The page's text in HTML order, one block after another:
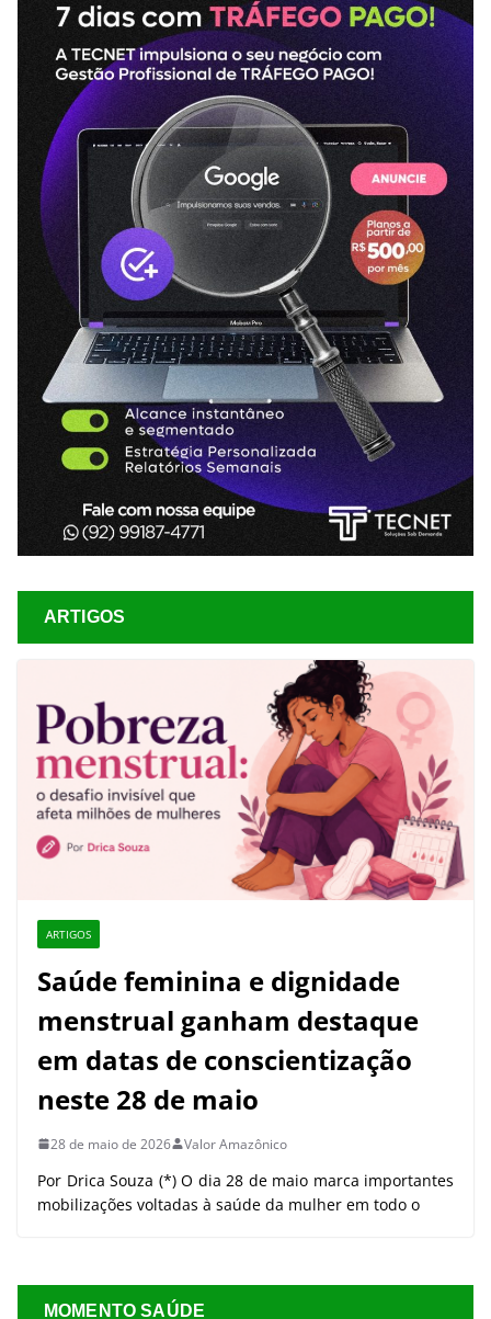
ARTIGOS
ARTIGOS
Saúde feminina e dignidade
menstrual ganham destaque
em datas de conscientização
neste 28 de maio
28 de maio de 2026 Valor Amazônico
Por Drica Souza (*) O dia 28 de maio marca importantes
mobilizações voltadas à saúde da mulher em todo o
MOMENTO SAÚDE